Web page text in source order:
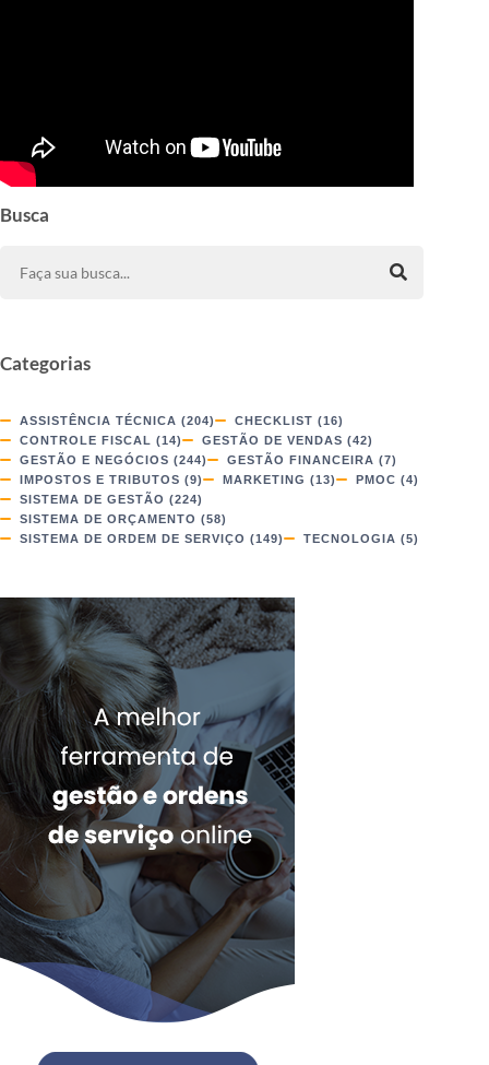
Busca
Categorias
ASSISTÊNCIA TÉCNICA (204) CHECKLIST (16)
CONTROLE FISCAL (14) GESTÃO DE VENDAS (42)
GESTÃO E NEGÓCIOS (244) GESTÃO FINANCEIRA (7)
IMPOSTOS E TRIBUTOS (9) MARKETING (13) PMOC (4)
SISTEMA DE GESTÃO (224)
SISTEMA DE ORÇAMENTO (58)
SISTEMA DE ORDEM DE SERVIÇO (149) TECNOLOGIA (5)